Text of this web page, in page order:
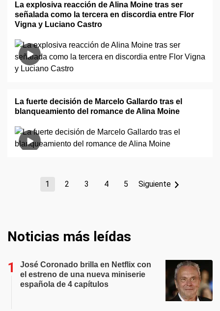
La explosiva reacción de Alina Moine tras ser
señalada como la tercera en discordia entre Flor
Vigna y Luciano Castro
La fuerte decisión de Marcelo Gallardo tras el
blanqueamiento del romance de Alina Moine
1 2 3 4 5 Siguiente
Noticias más leídas
José Coronado brilla en Netflix con
el estreno de una nueva miniserie
española de 4 capítulos